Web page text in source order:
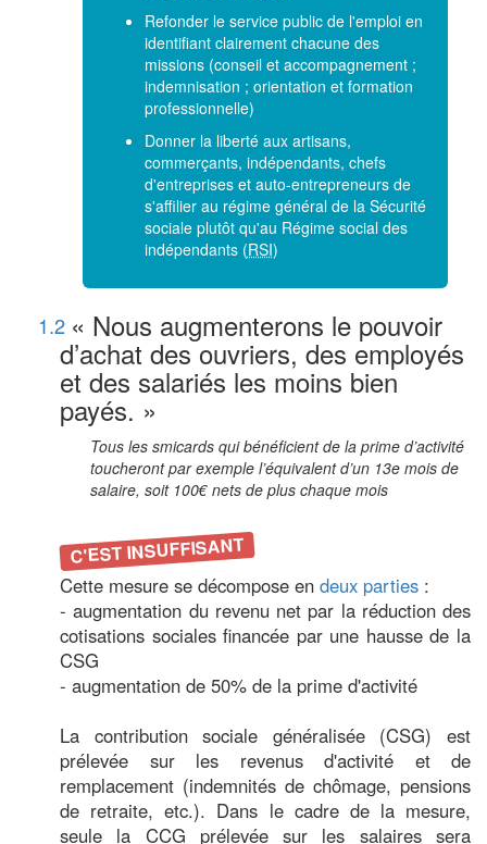
Refonder le service public de l'emploi en
identifiant clairement chacune des
missions (conseil et accompagnement ;
indemnisation ; orientation et formation
professionnelle)
Donner la liberté aux artisans,
commerçants, indépendants, chefs
d'entreprises et auto-entrepreneurs de
s'affilier au régime général de la Sécurité
sociale plutôt qu'au Régime social des
indépendants (RSI)
1.2 « Nous augmenterons le pouvoir
d’achat des ouvriers, des employés
et des salariés les moins bien
payés. »
Tous les smicards qui bénéficient de la prime d’activité
toucheront par exemple l’équivalent d’un 13e mois de
salaire, soit 100€ nets de plus chaque mois
C'EST INSUFFISANT
Cette mesure se décompose en deux parties :
- augmentation du revenu net par la réduction des
cotisations sociales financée par une hausse de la
CSG
- augmentation de 50% de la prime d'activité
La contribution sociale généralisée (CSG) est
prélevée sur les revenus d'activité et de
remplacement (indemnités de chômage, pensions
de retraite, etc.). Dans le cadre de la mesure,
seule la CCG prélevée sur les salaires sera